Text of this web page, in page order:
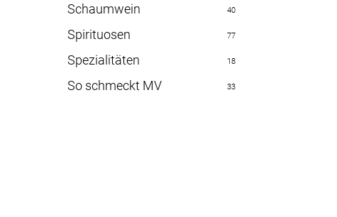
Schaumwein 40
Spirituosen 77
Spezialitäten 18
So schmeckt MV 33